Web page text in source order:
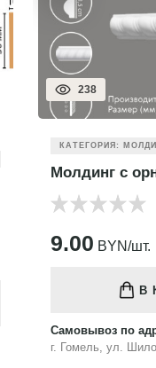
238
КАТЕГОРИЯ:
Молдинг с
9.00 BYN/шт.
В
Самовывоз по
г. Гомель, ул.